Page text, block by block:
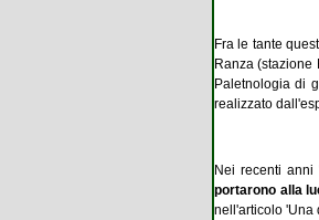
Fra le tante
Ranza (stazione
Paletnologia di
realizzato
Nei recenti anni
portarono alla
nell'articolo 'Una